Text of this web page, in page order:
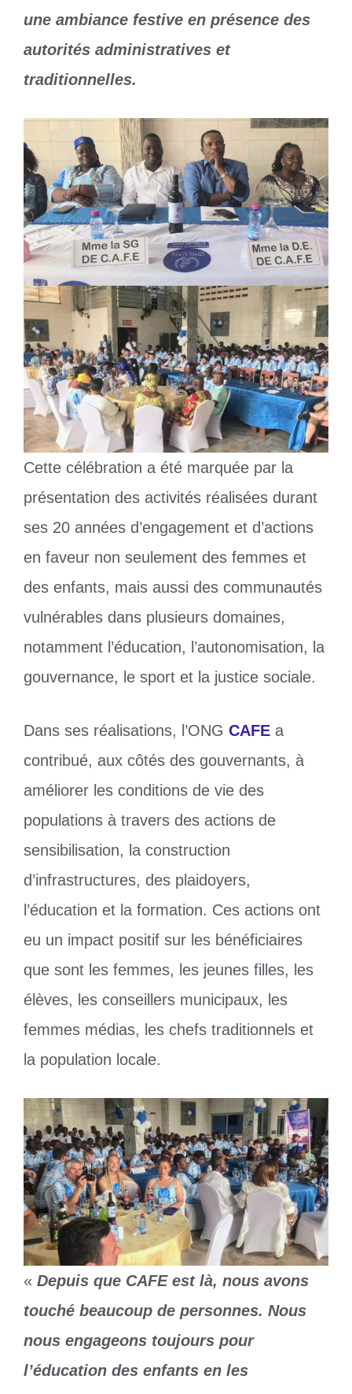
une ambiance festive en présence des
autorités administratives et
traditionnelles.
Cette célébration a été marquée par la
présentation des activités réalisées durant
ses 20 années d’engagement et d’actions
en faveur non seulement des femmes et
des enfants, mais aussi des communautés
vulnérables dans plusieurs domaines,
notamment l’éducation, l’autonomisation, la
gouvernance, le sport et la justice sociale.
Dans ses réalisations, l’ONG CAFE a
contribué, aux côtés des gouvernants, à
améliorer les conditions de vie des
populations à travers des actions de
sensibilisation, la construction
d’infrastructures, des plaidoyers,
l’éducation et la formation. Ces actions ont
eu un impact positif sur les bénéficiaires
que sont les femmes, les jeunes filles, les
élèves, les conseillers municipaux, les
femmes médias, les chefs traditionnels et
la population locale.
« Depuis que CAFE est là, nous avons
touché beaucoup de personnes. Nous
nous engageons toujours pour
l’éducation des enfants en les